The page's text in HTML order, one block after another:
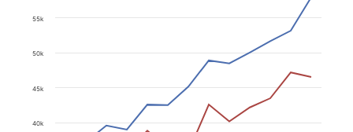
40k
45k
50k
55k